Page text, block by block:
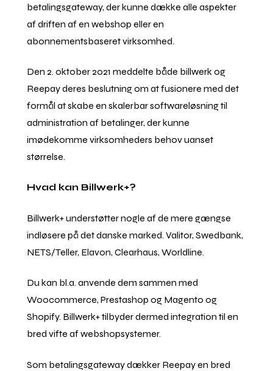
betalingsgateway, der kunne dække alle aspekter
af driften af en webshop eller en
abonnementsbaseret virksomhed.
Den 2. oktober 2021 meddelte både billwerk og
Reepay deres beslutning om at fusionere med det
formål at skabe en skalerbar softwareløsning til
administration af betalinger, der kunne
imødekomme virksomheders behov uanset
størrelse.
Hvad kan Billwerk+?
Billwerk+ understøtter nogle af de mere gængse
indløsere på det danske marked. Valitor, Swedbank,
NETS/Teller, Elavon, Clearhaus, Worldline.
Du kan bl.a. anvende dem sammen med
Woocommerce, Prestashop og Magento og
Shopify. Billwerk+ tilbyder dermed integration til en
bred vifte af webshopsystemer.
Som betalingsgateway dækker Reepay en bred